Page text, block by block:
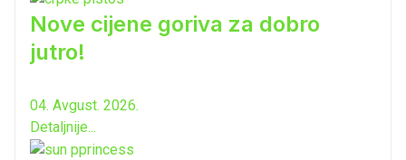
Nove cijene goriva za dobro
jutro!
04. Avgust. 2026.
Detaljnije...